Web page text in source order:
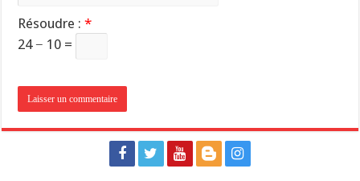
Résoudre :*
24 − 10 =